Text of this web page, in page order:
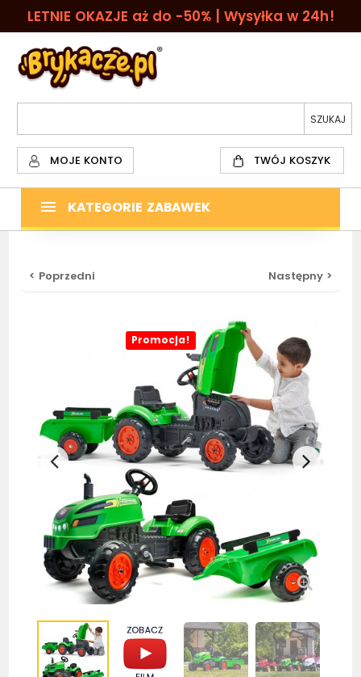
LETNIE OKAZJE aż do -50% | Wysyłka w 24h!
MOJE KONTO TWÓJ KOSZYK
KATEGORIE ZABAWEK
< Poprzedni Następny >
Promocja!